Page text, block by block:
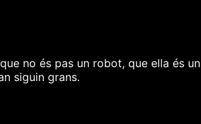
no és pas un robot, que ella és
siguin grans.